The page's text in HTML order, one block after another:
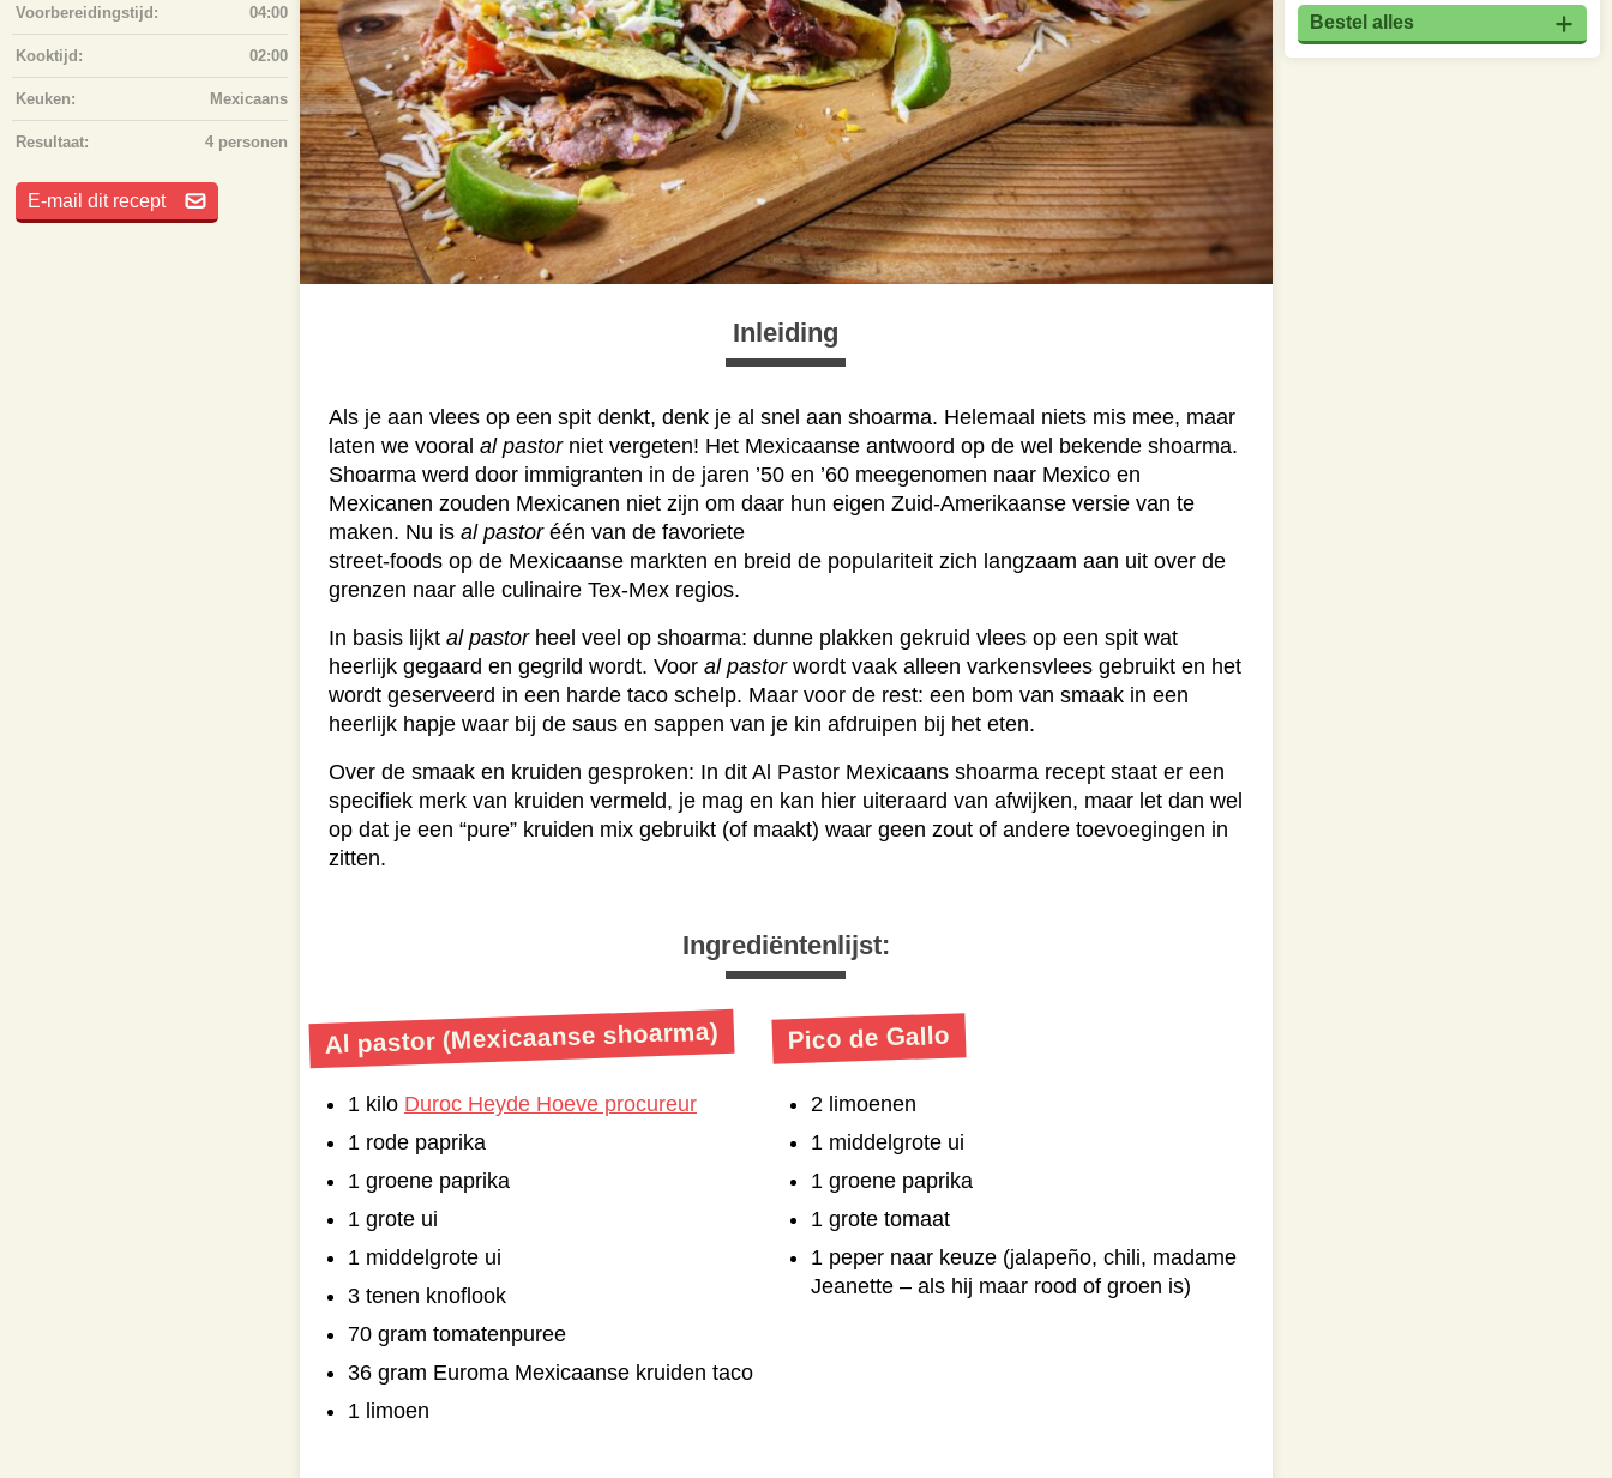
Voorbereidingstijd: 04:00
Kooktijd: 02:00
Keuken: Mexicaans
Resultaat: 4 personen
E-mail dit recept
Inleiding
Als je aan vlees op een spit denkt, denk je al snel aan shoarma. Helemaal niets mis mee, maar
laten we vooral al pastorniet vergeten! Het Mexicaanse antwoord op de wel bekende shoarma.
Shoarma werd door immigranten in de jaren ’50 en ’60 meegenomen naar Mexico en
Mexicanen zouden Mexicanen niet zijn om daar hun eigen Zuid-Amerikaanse versie van te
maken. Nu is al pastoréén van de favoriete
street-foods op de Mexicaanse markten en breid de populariteit zich langzaam aan uit over de
grenzen naar alle culinaire Tex-Mex regios.
In basis lijkt al pastorheel veel op shoarma: dunne plakken gekruid vlees op een spit wat
heerlijk gegaard en gegrild wordt. Voor al pastorwordt vaak alleen varkensvlees gebruikt en het
wordt geserveerd in een harde taco schelp. Maar voor de rest: een bom van smaak in een
heerlijk hapje waar bij de saus en sappen van je kin afdruipen bij het eten.
Over de smaak en kruiden gesproken: In dit Al Pastor Mexicaans shoarma recept staat er een
specifiek merk van kruiden vermeld, je mag en kan hier uiteraard van afwijken, maar let dan wel
op dat je een “pure” kruiden mix gebruikt (of maakt) waar geen zout of andere toevoegingen in
zitten.
Ingrediëntenlijst:
Al pastor (Mexicaanse shoarma)
1 kilo Duroc Heyde Hoeve procureur
1 rode paprika
1 groene paprika
1 grote ui
1 middelgrote ui
3 tenen knoflook
70 gram tomatenpuree
36 gram Euroma Mexicaanse kruiden taco
1 limoen
Pico de Gallo
2 limoenen
1 middelgrote ui
1 groene paprika
1 grote tomaat
1 peper naar keuze (jalapeño, chili, madame
Jeanette – als hij maar rood of groen is)
Bestel alles